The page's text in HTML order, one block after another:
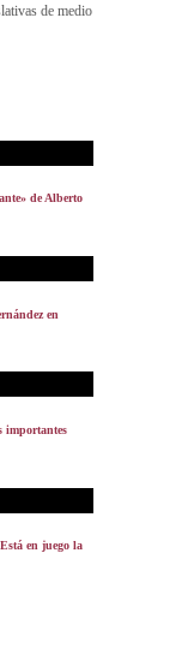
de medio
de Alberto
en
importantes
en juego la